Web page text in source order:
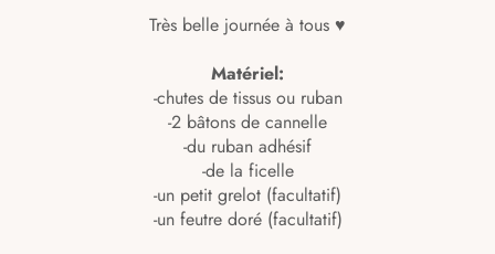
Très belle journée à tous ♥
Matériel:
-chutes de tissus ou ruban
-2 bâtons de cannelle
-du ruban adhésif
-de la ficelle
-un petit grelot (facultatif)
-un feutre doré (facultatif)